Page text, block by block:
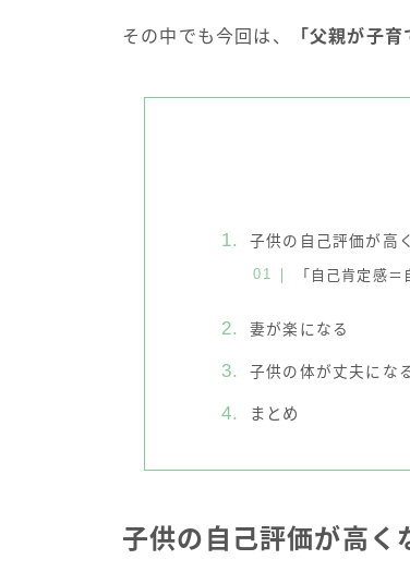
その中でも今回は、 「父親が子
子供の自己評価が高
「自己肯定感＝
妻が楽になる
子供の体が丈夫にな
まとめ
子供の自己評価が高く